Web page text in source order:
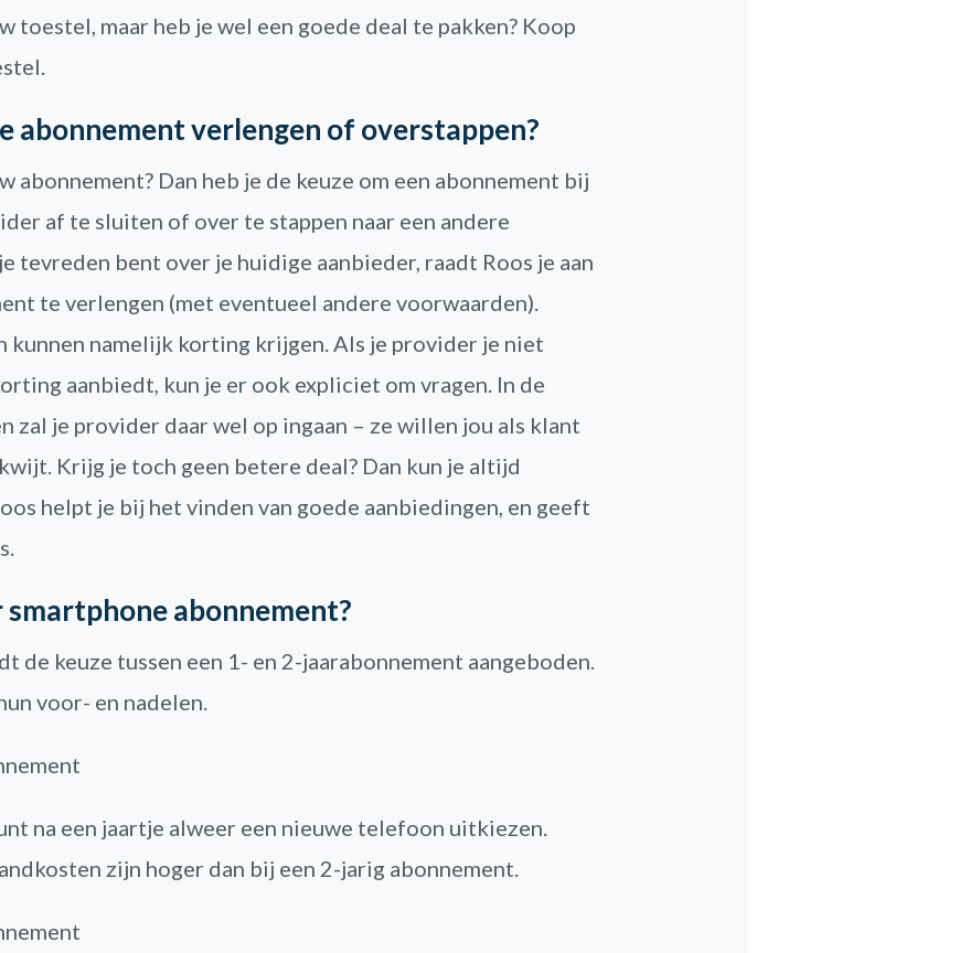
toestel, maar heb je wel een goede deal te pakken? Koop
abonnement verlengen of overstappen?
abonnement? Dan heb je de keuze om een abonnement bij
af te sluiten of over te stappen naar een andere
tevreden bent over je huidige aanbieder, raadt Roos je aan
te verlengen (met eventueel andere voorwaarden).
kunnen namelijk korting krijgen. Als je provider je niet
aanbiedt, kun je er ook expliciet om vragen. In de
zal je provider daar wel op ingaan – ze willen jou als klant
Krijg je toch geen betere deal? Dan kun je altijd
helpt je bij het vinden van goede aanbiedingen, en geeft
abonnement?
de keuze tussen een 1- en 2-jaarabonnement aangeboden.
voor- en nadelen.
na een jaartje alweer een nieuwe telefoon uitkiezen.
zijn hoger dan bij een 2-jarig abonnement.